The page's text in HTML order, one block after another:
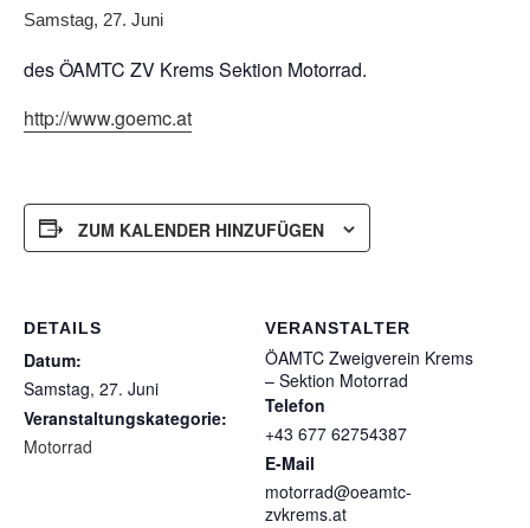
Samstag, 27. Juni
des ÖAMTC ZV Krems Sektion Motorrad.
http://www.goemc.at
ZUM KALENDER HINZUFÜGEN
DETAILS
Datum:
Samstag, 27. Juni
Veranstaltungskategorie:
Motorrad
VERANSTALTER
ÖAMTC Zweigverein Krems
– Sektion Motorrad
Telefon
+43 677 62754387
E-Mail
motorrad@oeamtc-
zvkrems.at